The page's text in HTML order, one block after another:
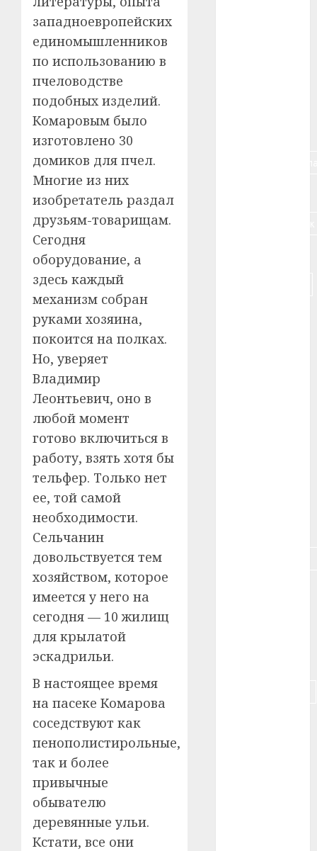
западноевропейских
единомышленников
по использованию в
пчеловодстве
подобных изделий.
Комаровым было
изготовлено 30
домиков для пчел.
Многие из них
изобретатель раздал
друзьям-товарищам.
Сегодня
оборудование, а
здесь каждый
механизм собран
руками хозяина,
покоится на полках.
Но, уверяет
Владимир
Леонтьевич, оно в
любой момент
готово включиться в
работу, взять хотя бы
тельфер. Только нет
ее, той самой
необходимости.
Сельчанин
довольствуется тем
хозяйством, которое
имеется у него на
сегодня — 10 жилищ
для крылатой
эскадрильи.
В настоящее время
на пасеке Комарова
соседствуют как
пенополистирольные,
так и более
привычные
обывателю
деревянные ульи.
Кстати, все они